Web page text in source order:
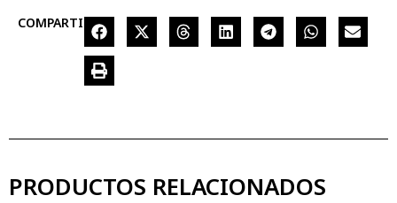
COMPARTIR
PRODUCTOS RELACIONADOS